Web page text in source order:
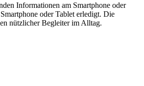
Informationen am Smartphone oder
oder Tablet erledigt. Die
nützlicher Begleiter im Alltag.